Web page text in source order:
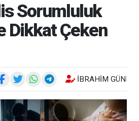
Sorumluluk
Dikkat Çeken
İBRAHIM GÜNEŞ